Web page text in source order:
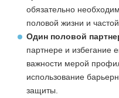
обязательно
половой жизни и
Один половой
партнере и избегание
важности мерой
использование
защиты.